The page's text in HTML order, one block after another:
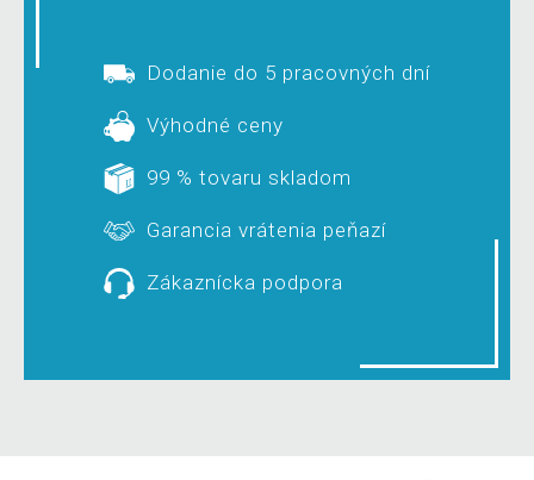
Dodanie do 5 pracovných dní
Výhodné ceny
99 % tovaru skladom
Garancia vrátenia peňazí
Zákaznícka podpora